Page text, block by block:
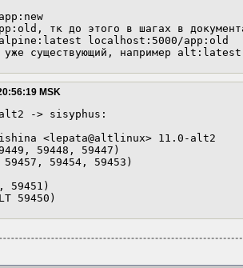
тк до этого в шагах в
alpine:latest localhost:5000/app:old
уже существующий, например alt:latest
MSK
-> sisyphus:
<lepata@altlinux> 11.0-alt2
59448, 59447)
59454, 59453)
59450)